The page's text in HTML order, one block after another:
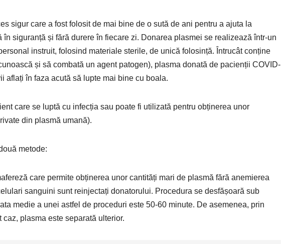
sigur care a fost folosit de mai bine de o sută de ani pentru a ajuta la
siguranță și fără durere în fiecare zi. Donarea plasmei se realizează într-un
instruit, folosind materiale sterile, de unică folosință. Întrucât conține
și să combată un agent patogen), plasma donată de pacienții COVID-
aflați în faza acută să lupte mai bine cu boala.
care se luptă cu infecția sau poate fi utilizată pentru obținerea unor
din plasmă umană).
metode:
care permite obținerea unor cantități mari de plasmă fără anemierea
sanguini sunt reinjectați donatorului. Procedura se desfășoară sub
medie a unei astfel de proceduri este 50-60 minute. De asemenea, prin
plasma este separată ulterior.